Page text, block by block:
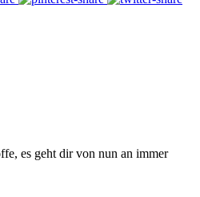
es geht dir von nun an immer